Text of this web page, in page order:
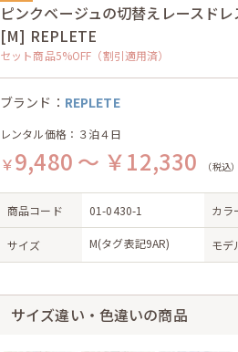
ピンクベージュの切替えレースド
[M] REPLETE
セット商品5%OFF（割引適用済）
ブランド： REPLETE
レンタル価格：３泊４日
￥9,480 ～ ￥12,330 （税込）
商品コード 01-0430-1 カラ
サイズ M(タグ表記9AR) モデ
サイズ違い・色違いの商品